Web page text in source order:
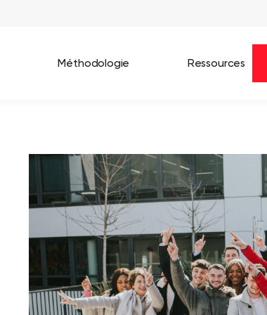
Best Workplaces France 2026
Great Place To Work In Tech 2026
Best Workplaces For Women 2025
Best Workplaces Europe 2025
Tous nos palmarès
Méthodologie Ressources